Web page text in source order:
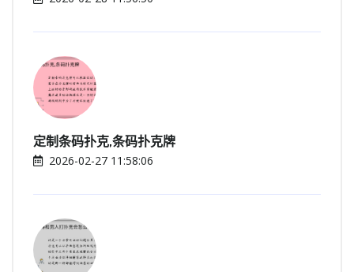
定制条码扑克,条码扑克牌
2026-02-27 11:58:06